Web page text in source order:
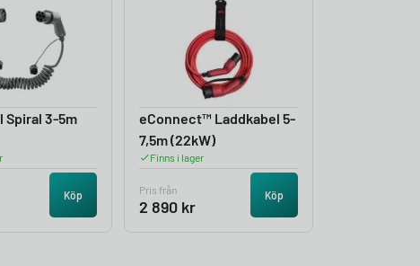
Spiral 3-5m
Köp
eConnect™ Laddkabel 5-
7,5m (22kW)
Finns i lager
Pris från
2 890 kr
Köp